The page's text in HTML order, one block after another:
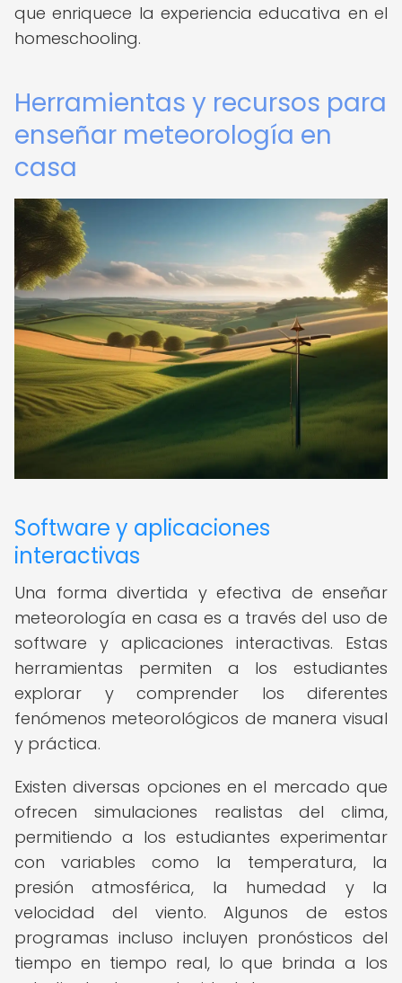
que enriquece la experiencia educativa en el
homeschooling.
Herramientas y recursos para
enseñar meteorología en
casa
Software y aplicaciones
interactivas
Una forma divertida y efectiva de enseñar
meteorología en casa es a través del uso de
software y aplicaciones interactivas. Estas
herramientas permiten a los estudiantes
explorar y comprender los diferentes
fenómenos meteorológicos de manera visual
y práctica.
Existen diversas opciones en el mercado que
ofrecen simulaciones realistas del clima,
permitiendo a los estudiantes experimentar
con variables como la temperatura, la
presión atmosférica, la humedad y la
velocidad del viento. Algunos de estos
programas incluso incluyen pronósticos del
tiempo en tiempo real, lo que brinda a los